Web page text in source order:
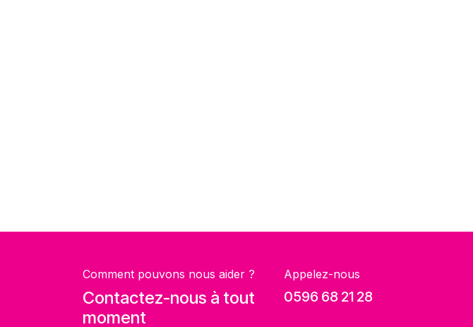
Comment pouvons nous aider ?
Contactez-nous à tout
moment
Appelez-nous
0596 68 21 28